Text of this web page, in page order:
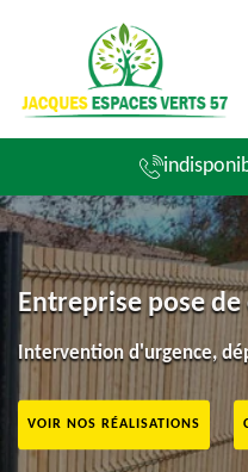
Entreprise pose
Intervention d'urgence,
VOIR NOS RÉALISATIONS